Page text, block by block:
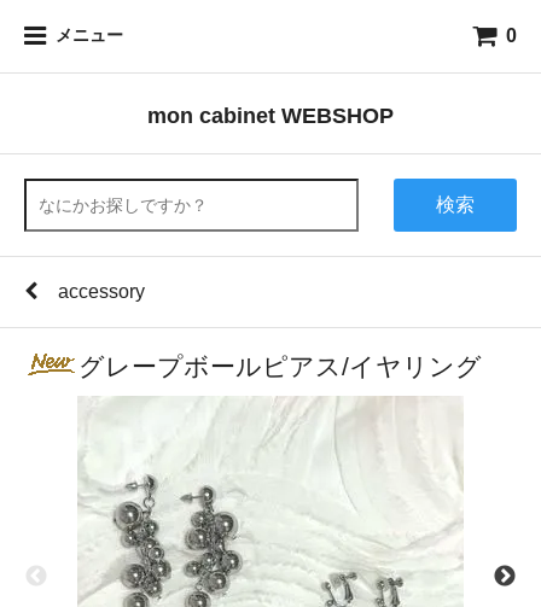
メニュー 0
mon cabinet WEBSHOP
検索
accessory
グレープボールピアス/イヤリング